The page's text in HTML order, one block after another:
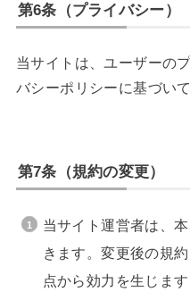
第6条（プライバシー）
当サイトは、ユーザーの
バシーポリシーに基づい
第7条（規約の変更）
当サイト運営者は、
きます。変更後の規
点から効力を生じます